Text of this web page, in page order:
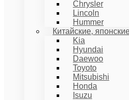
Chrysler
Lincoln
Hummer
Китайские,
Kia
Hyundai
Daewoo
Toyoto
Mitsubishi
Honda
Isuzu